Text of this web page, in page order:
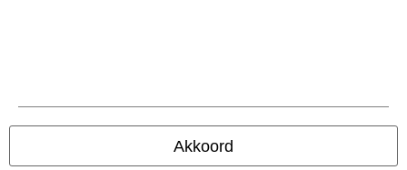
Akkoord
© 1986-2026 Large Popmerchandising BV